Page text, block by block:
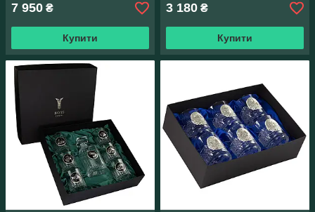
7 950 ₴
Купити
3 180 ₴
Купити